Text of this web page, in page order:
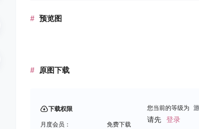
预览图
原图下载
下载权限
月度会员： 免费下载
您当前的等级为
请先 登录